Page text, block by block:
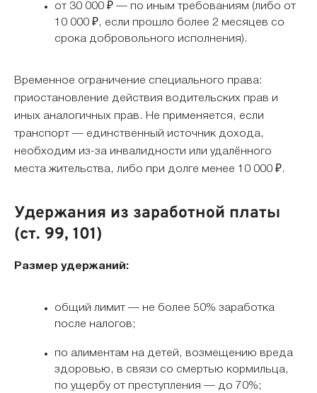
от 30 000 ₽ — по иным требованиям (либо от
10 000 ₽, если прошло более 2 месяцев со
срока добровольного исполнения).
Временное ограничение специального права:
приостановление действия водительских прав и
иных аналогичных прав. Не применяется, если
транспорт — единственный источник дохода,
необходим из-за инвалидности или удалённого
места жительства, либо при долге менее 10 000 ₽.
Удержания из заработной платы
(ст. 99, 101)
Размер удержаний:
общий лимит — не более 50% заработка
после налогов;
по алиментам на детей, возмещению вреда
здоровью, в связи со смертью кормильца,
по ущербу от преступления — до 70%;